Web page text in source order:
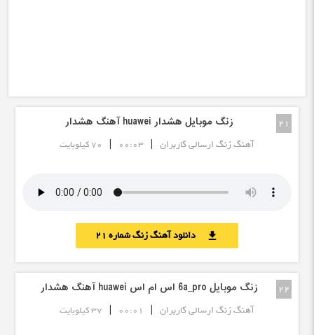
21 زنگ موبایل هشدار huawei آهنگ هشدار
آهنگ زنگ ارسالی کاربران |
00:03
| 70 کیلوبایت
download دانلود آهنگ زنگ شماره 21
22 زنگ موبایل 6a_pro اس ام اس huawei آهنگ هشدار
آهنگ زنگ ارسالی کاربران |
00:01
| 37 کیلوبایت